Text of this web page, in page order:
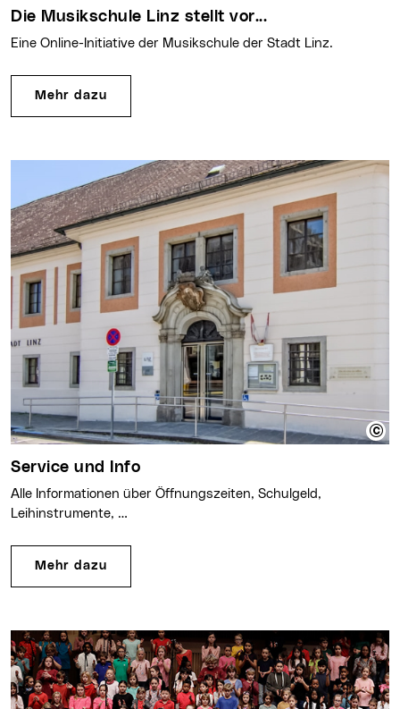
Die Musikschule Linz stellt vor...
Eine Online-Initiative der Musikschule der Stadt Linz.
Mehr dazu
Service und Info
Alle Informationen über Öffnungszeiten, Schulgeld,
Leihinstrumente, …
Mehr dazu